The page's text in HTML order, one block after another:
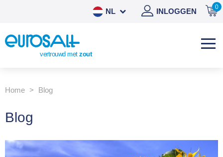
0
INLOGGEN
NL
vertrouwd metzout
Home Blog
Blog